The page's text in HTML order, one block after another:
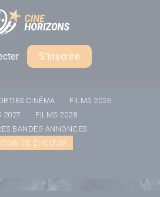
S'inscrire
CINÉMA
FILMS 2026
2027
FILMS 2028
BANDES-ANNONCES
DE ZHOLTAR
cookies